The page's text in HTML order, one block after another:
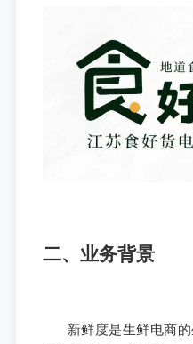
二、业务背景
新鲜度是生鲜电商